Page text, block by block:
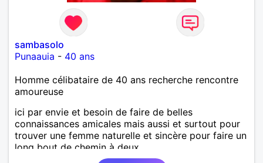
sambasolo
Punaauia - 40 ans
Homme célibataire de 40 ans recherche rencontre
amoureuse
ici par envie et besoin de faire de belles
connaissances amicales mais aussi et surtout pour
trouver une femme naturelle et sincère pour faire un
long bout de chemin à deux.